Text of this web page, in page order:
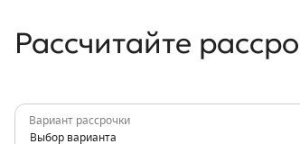
Рассчитайте
Вариант рассрочки
Выбор варианта